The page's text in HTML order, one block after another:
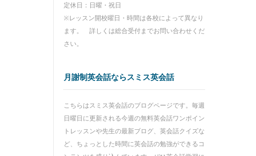
定休日：日曜・祝日
※レッスン開校曜日・時間は各校によって異なり
ます。 詳しくは総合受付までお問い合わせくだ
さい。
月謝制英会話ならスミス英会話
こちらはスミス英会話のブログページです。毎週
日曜日に更新される今週の無料英会話ワンポイン
トレッスンや先生の最新ブログ、英会話クイズな
ど、ちょっとした時間に英会話の勉強ができるコ